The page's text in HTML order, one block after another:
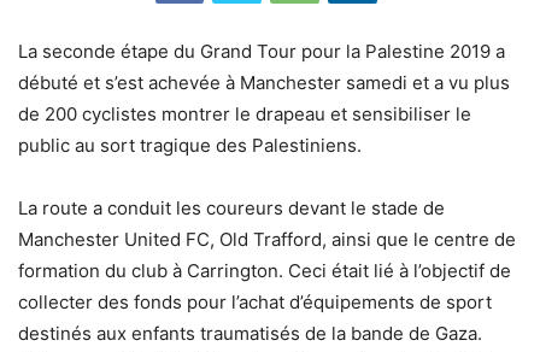
La seconde étape du Grand Tour pour la Palestine 2019 a
débuté et s’est achevée à Manchester samedi et a vu plus
de 200 cyclistes montrer le drapeau et sensibiliser le
public au sort tragique des Palestiniens.
La route a conduit les coureurs devant le stade de
Manchester United FC, Old Trafford, ainsi que le centre de
formation du club à Carrington. Ceci était lié à l’objectif de
collecter des fonds pour l’achat d’équipements de sport
destinés aux enfants traumatisés de la bande de Gaza.